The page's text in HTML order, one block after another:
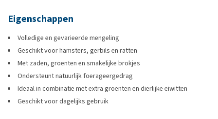
Eigenschappen
Volledige en gevarieerde mengeling
Geschikt voor hamsters, gerbils en ratten
Met zaden, groenten en smakelijke brokjes
Ondersteunt natuurlijk foerageergedrag
Ideaal in combinatie met extra groenten en dierlijke eiwitten
Geschikt voor dagelijks gebruik